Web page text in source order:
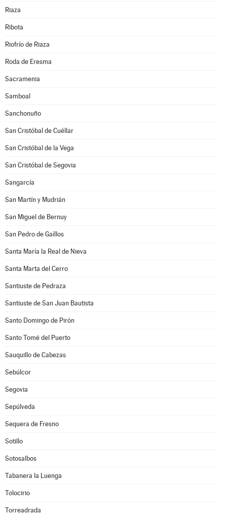
Riaza
Ribota
Riofrío de Riaza
Roda de Eresma
Sacramenia
Samboal
Sanchonuño
San Cristóbal de Cuéllar
San Cristóbal de la Vega
San Cristóbal de Segovia
Sangarcía
San Martín y Mudrián
San Miguel de Bernuy
San Pedro de Gaíllos
Santa María la Real de Nieva
Santa Marta del Cerro
Santiuste de Pedraza
Santiuste de San Juan Bautista
Santo Domingo de Pirón
Santo Tomé del Puerto
Sauquillo de Cabezas
Sebúlcor
Segovia
Sepúlveda
Sequera de Fresno
Sotillo
Sotosalbos
Tabanera la Luenga
Tolocirio
Torreadrada